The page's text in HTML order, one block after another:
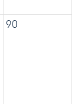
90